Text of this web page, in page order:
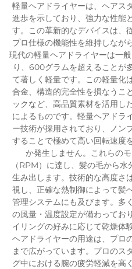
軽量ヘアドライヤーは、ヘアス
進歩を示しており、強力な性能
す。この革新的なデバイスは、
プロ仕様の機能性を維持しなが
現代の軽量ヘアドライヤーは一
り、600グラムを超えることが
て著しく軽量です。この軽量化
合金、構造的完全性を損なうこ
ックなど、高品質素材を活用し
によるものです。軽量ヘアドラ
ー技術が採用されており、ノン
することで極めて高い回転速度
か発生しません。これらの
（RPM）に達し、髪の毛から
生み出します。技術的な高度さ
視し、正確な熱制御によって髪
管理システムにも及びます。多
の風量・温度設定が備わってお
イリングの好みに応じて乾燥体
ヘアドライヤーの用途は、プロ
まで広がっています。プロのス
グ中における腕の疲労軽減を高